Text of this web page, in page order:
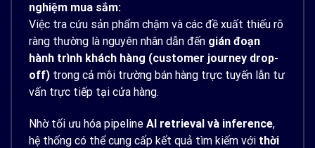
nghiệm mua sắm:
Việc tra cứu sản phẩm chậm và các đề xuất thiếu rõ
ràng thường là nguyên nhân dẫn đến gián đoạn
hành trình khách hàng (customer journey drop-
off) trong cả môi trường bán hàng trực tuyến lẫn tư
vấn trực tiếp tại cửa hàng.
Nhờ tối ưu hóa pipeline AI retrieval và inference,
hệ thống có thể cung cấp kết quả tìm kiếm với thời